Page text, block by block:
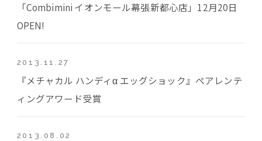
「Combimini イオンモール幕張新都心店」12月20日
OPEN!
2013.11.27
『メチャカル ハンディα エッグショック』ペアレンテ
ィングアワード受賞
2013.08.02